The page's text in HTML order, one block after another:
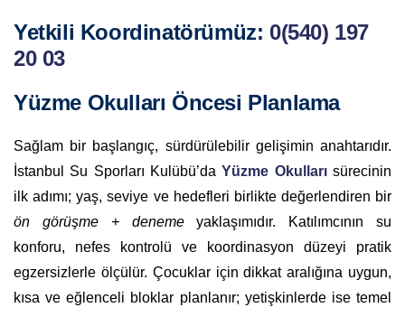
Yetkili Koordinatörümüz: 0(540) 197
20 03
Yüzme Okulları Öncesi Planlama
Sağlam bir başlangıç, sürdürülebilir gelişimin anahtarıdır.
İstanbul Su Sporları Kulübü’daYüzme Okullarısürecinin
ilk adımı; yaş, seviye ve hedefleri birlikte değerlendiren bir
ön görüşme + denemeyaklaşımıdır. Katılımcının su
konforu, nefes kontrolü ve koordinasyon düzeyi pratik
egzersizlerle ölçülür. Çocuklar için dikkat aralığına uygun,
kısa ve eğlenceli bloklar planlanır; yetişkinlerde ise temel